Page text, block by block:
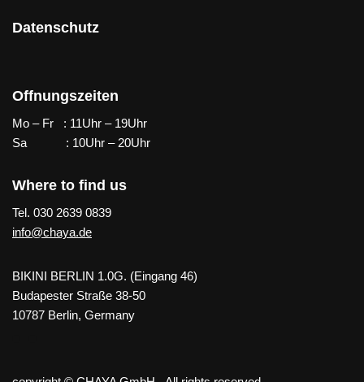
Datenschutz
Offnungszeiten
Mo – Fr : 11Uhr – 19Uhr
Sa : 10Uhr – 20Uhr
Where to find us
Tel. 030 2639 0839
info@chaya.de
BIKINI BERLIN 1.0G. (Eingang 46)
Budapester Straße 38-50
10787 Berlin, Germany